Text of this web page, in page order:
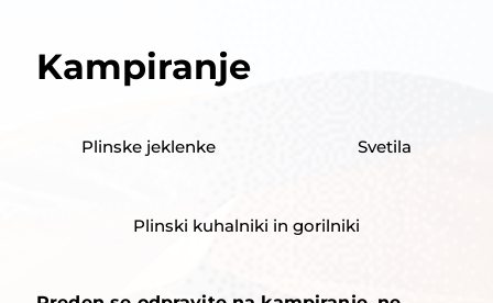
Kampiranje
Plinske jeklenke Svetila
Plinski kuhalniki in gorilniki